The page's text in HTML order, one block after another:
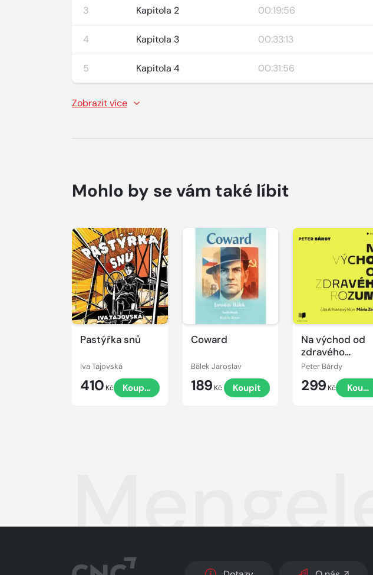
3 Kapitola 2 00:19:56
4 Kapitola 3 00:33:13
5 Kapitola 4 00:31:56
Zobrazit více
Mohlo by se vám také líbit
Pastýřka snů
Iva Tajovská
410 Kč Koupit
Přehrát
ukázku
Coward
Bálek Jaroslav
189 Kč Koupit
Přehrát
ukázku
Na východ od
zdravého
rozumu
Peter Bárdy
299 Kč Koupit